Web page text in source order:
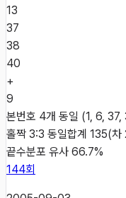
13
37
38
40
+
9
본번호 4개 동일 (1, 6, 37,
홀짝 3:3 동일합계 135(차
끝수분포 유사 66.7%
144회